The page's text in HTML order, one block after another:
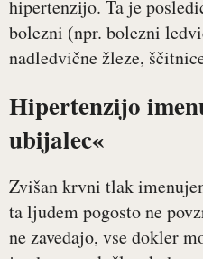
hipertenzijo. Ta je
bolezni (npr. bolezni
nadledvične žleze,
Hipertenzijo
ubijalec«
Zvišan krvni tlak
ta ljudem pogosto ne
ne zavedajo, vse dokler